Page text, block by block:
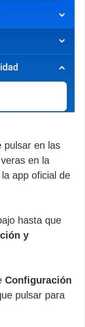
pulsar en las
en la
app oficial de
hasta que
y
Configuración
pulsar para